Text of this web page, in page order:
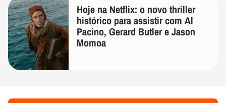
Hoje na Netflix: o novo thriller
histórico para assistir com Al
Pacino, Gerard Butler e Jason
Momoa